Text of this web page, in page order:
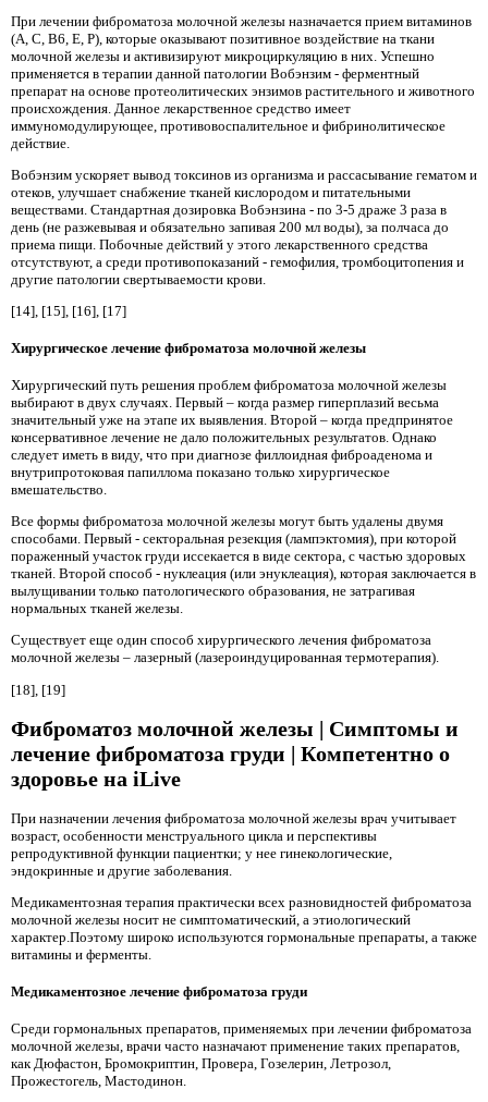
При лечении фиброматоза молочной железы назначается прием витаминов
(А, С, В6, Е, Р), которые оказывают позитивное воздействие на ткани
молочной железы и активизируют микроциркуляцию в них. Успешно
применяется в терапии данной патологии Вобэнзим - ферментный
препарат на основе протеолитических энзимов растительного и животного
происхождения. Данное лекарственное средство имеет
иммуномодулирующее, противовоспалительное и фибринолитическое
действие.
Вобэнзим ускоряет вывод токсинов из организма и рассасывание гематом и
отеков, улучшает снабжение тканей кислородом и питательными
веществами. Стандартная дозировка Вобэнзина - по 3-5 драже 3 раза в
день (не разжевывая и обязательно запивая 200 мл воды), за полчаса до
приема пищи. Побочные действий у этого лекарственного средства
отсутствуют, а среди противопоказаний - гемофилия, тромбоцитопения и
другие патологии свертываемости крови.
[14], [15], [16], [17]
Хирургическое лечение фиброматоза молочной железы
Хирургический путь решения проблем фиброматоза молочной железы
выбирают в двух случаях. Первый – когда размер гиперплазий весьма
значительный уже на этапе их выявления. Второй – когда предпринятое
консервативное лечение не дало положительных результатов. Однако
следует иметь в виду, что при диагнозе филлоидная фиброаденома и
внутрипротоковая папиллома показано только хирургическое
вмешательство.
Все формы фиброматоза молочной железы могут быть удалены двумя
способами. Первый - секторальная резекция (лампэктомия), при которой
пораженный участок груди иссекается в виде сектора, с частью здоровых
тканей. Второй способ - нуклеация (или энуклеация), которая заключается в
вылущивании только патологического образования, не затрагивая
нормальных тканей железы.
Существует еще один способ хирургического лечения фиброматоза
молочной железы – лазерный (лазероиндуцированная термотерапия).
[18], [19]
Фиброматоз молочной железы | Симптомы и
лечение фиброматоза груди | Компетентно о
здоровье на iLive
При назначении лечения фиброматоза молочной железы врач учитывает
возраст, особенности менструального цикла и перспективы
репродуктивной функции пациентки; у нее гинекологические,
эндокринные и другие заболевания.
Медикаментозная терапия практически всех разновидностей фиброматоза
молочной железы носит не симптоматический, а этиологический
характер.Поэтому широко используются гормональные препараты, а также
витамины и ферменты.
Медикаментозное лечение фиброматоза груди
Среди гормональных препаратов, применяемых при лечении фиброматоза
молочной железы, врачи часто назначают применение таких препаратов,
как Дюфастон, Бромокриптин, Провера, Гозелерин, Летрозол,
Прожестогель, Мастодинон.